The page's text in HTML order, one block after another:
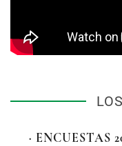
· ENCUESTAS